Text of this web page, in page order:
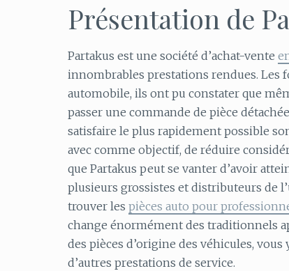
Présentation de
Partakus est une société d’achat-vente
innombrables prestations rendues. Les
automobile, ils ont pu constater que
passer une commande de pièce
satisfaire le plus rapidement possible
avec comme objectif, de réduire
que Partakus peut se vanter d’avoir
plusieurs grossistes et distributeurs de
trouver les pièces auto pour
change énormément des traditionnels
des pièces d’origine des véhicules,
d’autres prestations de service.